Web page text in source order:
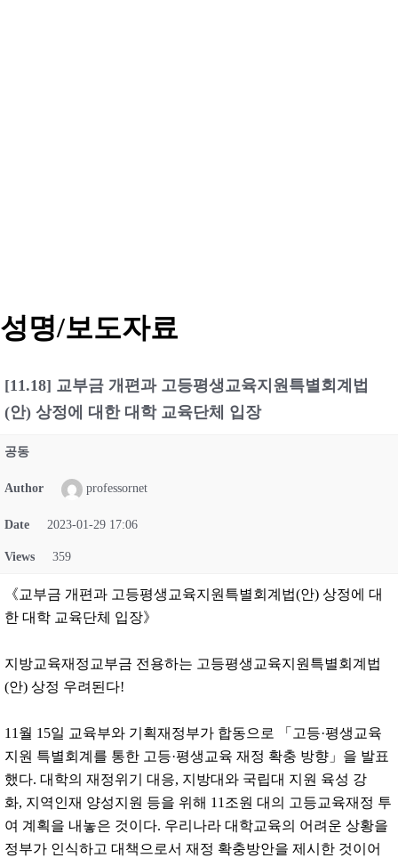
성명/보도자료
[11.18] 교부금 개편과 고등평생교육지원특별회계법
(안) 상정에 대한 대학 교육단체 입장
공동
Author professornet
Date 2023-01-29 17:06
Views 359
《교부금 개편과 고등평생교육지원특별회계법(안) 상정에 대
한 대학 교육단체 입장》
지방교육재정교부금 전용하는 고등평생교육지원특별회계법
(안) 상정 우려된다!
11월 15일 교육부와 기획재정부가 합동으로 「고등·평생교육
지원 특별회계를 통한 고등·평생교육 재정 확충 방향」을 발표
했다. 대학의 재정위기 대응, 지방대와 국립대 지원 육성 강
화, 지역인재 양성지원 등을 위해 11조원 대의 고등교육재정 투
여 계획을 내놓은 것이다. 우리나라 대학교육의 어려운 상황을
정부가 인식하고 대책으로서 재정 확충방안을 제시한 것이어